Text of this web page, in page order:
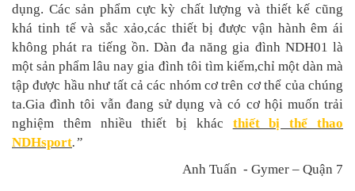
dụng. Các sản phẩm cực kỳ chất lượng và thiết kế cũng
khá tinh tế và sắc xảo,các thiết bị được vận hành êm ái
không phát ra tiếng ồn. Dàn đa năng gia đình NDH01 là
một sản phẩm lâu nay gia đình tôi tìm kiếm,chỉ một dàn mà
tập được hầu như tất cả các nhóm cơ trên cơ thể của chúng
ta.Gia đình tôi vẫn đang sử dụng và có cơ hội muốn trải
nghiệm thêm nhiều thiết bị khác thiết bị thể thao
NDHsport.”
Anh Tuấn - Gymer – Quận 7